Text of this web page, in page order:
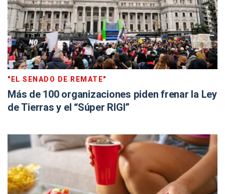
"EL SENADO DE REMATE"
Más de 100 organizaciones piden frenar la Ley
de Tierras y el “Súper RIGI”